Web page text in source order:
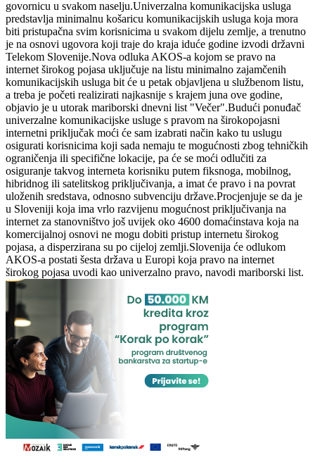
govornicu u svakom naselju.Univerzalna komunikacijska usluga
predstavlja minimalnu košaricu komunikacijskih usluga koja mora
biti pristupačna svim korisnicima u svakom dijelu zemlje, a trenutno
je na osnovi ugovora koji traje do kraja iduće godine izvodi državni
Telekom Slovenije.Nova odluka AKOS-a kojom se pravo na
internet širokog pojasa uključuje na listu minimalno zajamčenih
komunikacijskih usluga bit će u petak objavljena u službenom listu,
a treba je početi realizirati najkasnije s krajem juna ove godine,
objavio je u utorak mariborski dnevni list "Večer".Budući ponuđač
univerzalne komunikacijske usluge s pravom na širokopojasni
internetni priključak moći će sam izabrati način kako tu uslugu
osigurati korisnicima koji sada nemaju te mogućnosti zbog tehničkih
ograničenja ili specifične lokacije, pa će se moći odlučiti za
osiguranje takvog interneta korisniku putem fiksnoga, mobilnog,
hibridnog ili satelitskog priključivanja, a imat će pravo i na povrat
uloženih sredstava, odnosno subvenciju države.Procjenjuje se da je
u Sloveniji koja ima vrlo razvijenu mogućnost priključivanja na
internet za stanovništvo još uvijek oko 4600 domaćinstava koja na
komercijalnoj osnovi ne mogu dobiti pristup internetu širokog
pojasa, a disperzirana su po cijeloj zemlji.Slovenija će odlukom
AKOS-a postati šesta država u Europi koja pravo na internet
širokog pojasa uvodi kao univerzalno pravo, navodi mariborski list.